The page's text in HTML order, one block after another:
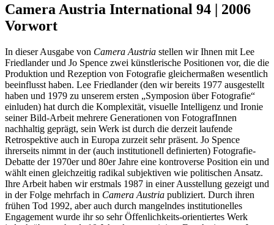
Camera Austria International 94 | 2006
Vorwort
In dieser Ausgabe von Camera Austria stellen wir Ihnen mit Lee
Friedlander und Jo Spence zwei künstlerische Positionen vor, die die
Produktion und Rezeption von Fotografie gleichermaßen wesentlich
beeinflusst haben. Lee Friedlander (den wir bereits 1977 ausgestellt
haben und 1979 zu unserem ersten „Symposion über Fotografie“
einluden) hat durch die Komplexität, visuelle Intelligenz und Ironie
seiner Bild-Arbeit mehrere Generationen von FotografInnen
nachhaltig geprägt, sein Werk ist durch die derzeit laufende
Retrospektive auch in Europa zurzeit sehr präsent. Jo Spence
ihrerseits nimmt in der (auch institutionell definierten) Fotografie-
Debatte der 1970er und 80er Jahre eine kontroverse Position ein und
wählt einen gleichzeitig radikal subjektiven wie politischen Ansatz.
Ihre Arbeit haben wir erstmals 1987 in einer Ausstellung gezeigt und
in der Folge mehrfach in Camera Austria publiziert. Durch ihren
frühen Tod 1992, aber auch durch mangelndes institutionelles
Engagement wurde ihr so sehr Öffenlichkeits-orientiertes Werk